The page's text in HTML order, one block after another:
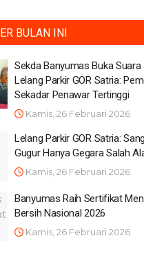
BULAN INI
Sekda Banyumas Buka
Lelang Parkir GOR Satria:
Sekadar Penawar Tertinggi
Kamis, 26 Februari 2026
Lelang Parkir GOR Satria:
Gugur Hanya Gegara Salah
Kamis, 26 Februari 2026
Banyumas Raih Sertifikat
Bersih Nasional 2026
Kamis, 26 Februari 2026